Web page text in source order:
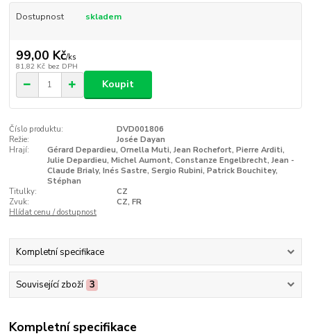
Dostupnost skladem
99,00 Kč/ks
81,82 Kč bez DPH
Koupit
Číslo produktu:
DVD001806
Režie:
Josée Dayan
Hrají:
Gérard Depardieu, Ornella Muti, Jean Rochefort, Pierre Arditi,
Julie Depardieu, Michel Aumont, Constanze Engelbrecht, Jean -
Claude Brialy, Inés Sastre, Sergio Rubini, Patrick Bouchitey,
Stéphan
Titulky:
CZ
Zvuk:
CZ, FR
Hlídat cenu / dostupnost
Kompletní specifikace
Související zboží 3
Kompletní specifikace